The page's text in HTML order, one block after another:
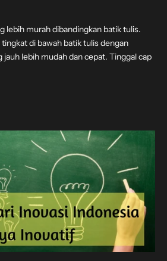
lebih murah dibandingkan batik tulis.
di bawah batik tulis dengan
lebih mudah dan cepat. Tinggal cap